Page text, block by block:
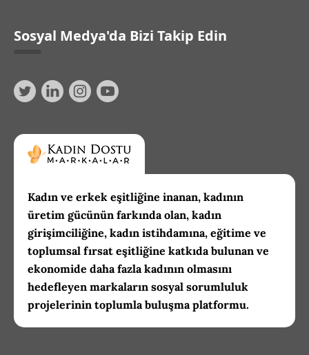
Sosyal Medya'da Bizi Takip Edin
Kadın ve erkek eşitliğine inanan, kadının
üretim gücünün farkında olan, kadın
girişimciliğine, kadın istihdamına, eğitime ve
toplumsal fırsat eşitliğine katkıda bulunan ve
ekonomide daha fazla kadının olmasını
hedefleyen markaların sosyal sorumluluk
projelerinin toplumla buluşma platformu.